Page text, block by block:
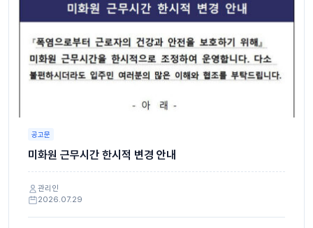
공고문
미화원 근무시간 한시적 변경 안내
관리인
2026.07.29